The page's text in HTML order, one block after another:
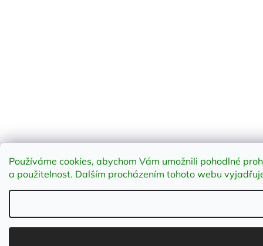
Používáme cookies, abychom Vám umožnili pohodlné
a použitelnost. Dalším procházením tohoto webu